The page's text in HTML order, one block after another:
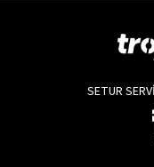
SETUR